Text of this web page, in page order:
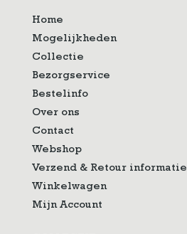
Home
Mogelijkheden
Collectie
Bezorgservice
Bestelinfo
Over ons
Contact
Webshop
Verzend & Retour informatie
Winkelwagen
Mijn Account